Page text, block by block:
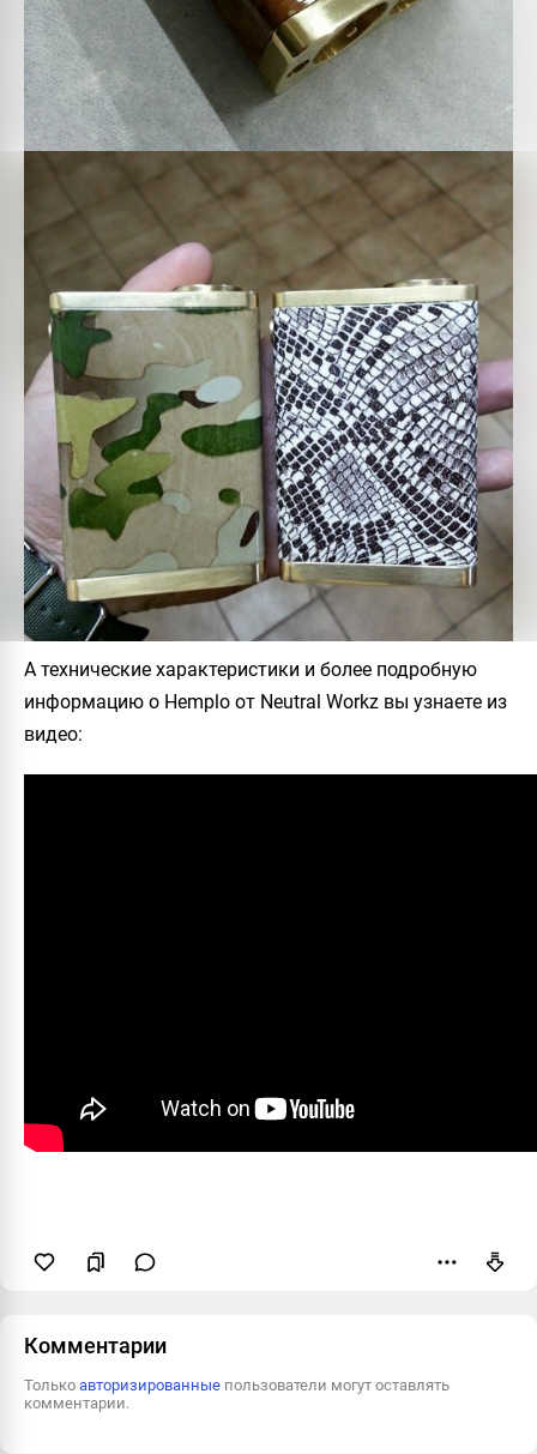
А технические характеристики и более подробную
информацию о Hemplo от Neutral Workz вы узнаете из
видео:
Комментарии
Только авторизированные пользователи могут оставлять
комментарии.